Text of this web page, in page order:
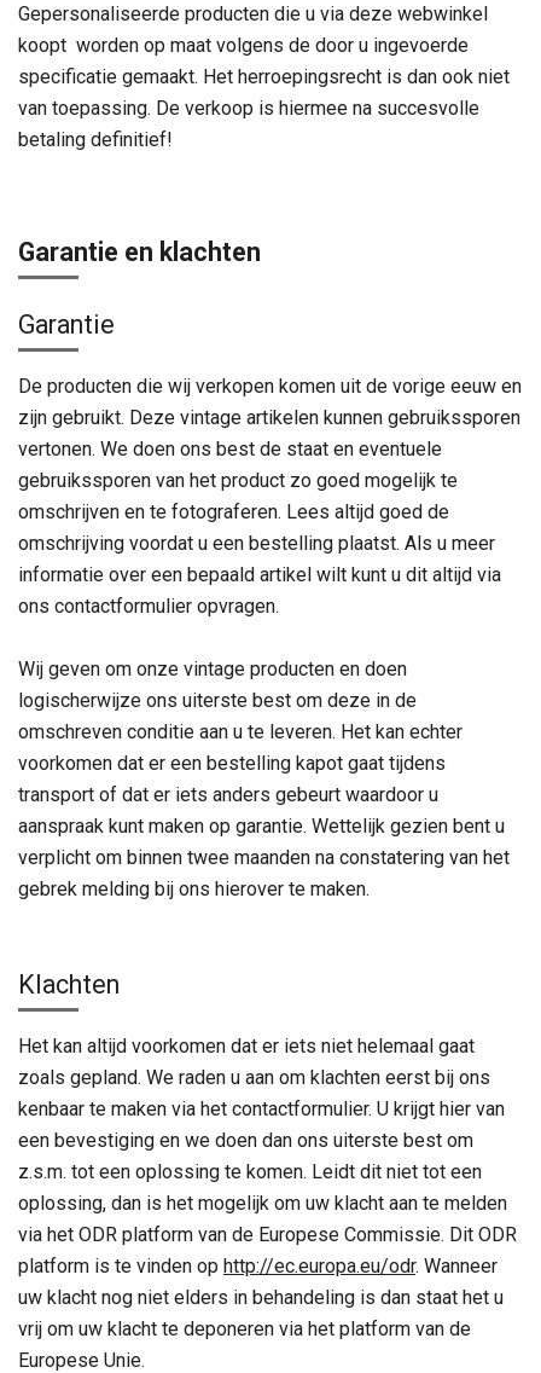
Gepersonaliseerde producten die u via deze webwinkel
koopt worden op maat volgens de door u ingevoerde
specificatie gemaakt. Het herroepingsrecht is dan ook niet
van toepassing. De verkoop is hiermee na succesvolle
betaling definitief!
Garantie en klachten
Garantie
De producten die wij verkopen komen uit de vorige eeuw en
zijn gebruikt. Deze vintage artikelen kunnen gebruikssporen
vertonen. We doen ons best de staat en eventuele
gebruikssporen van het product zo goed mogelijk te
omschrijven en te fotograferen. Lees altijd goed de
omschrijving voordat u een bestelling plaatst. Als u meer
informatie over een bepaald artikel wilt kunt u dit altijd via
ons contactformulier opvragen.
Wij geven om onze vintage producten en doen
logischerwijze ons uiterste best om deze in de
omschreven conditie aan u te leveren. Het kan echter
voorkomen dat er een bestelling kapot gaat tijdens
transport of dat er iets anders gebeurt waardoor u
aanspraak kunt maken op garantie. Wettelijk gezien bent u
verplicht om binnen twee maanden na constatering van het
gebrek melding bij ons hierover te maken.
Klachten
Het kan altijd voorkomen dat er iets niet helemaal gaat
zoals gepland. We raden u aan om klachten eerst bij ons
kenbaar te maken via het contactformulier. U krijgt hier van
een bevestiging en we doen dan ons uiterste best om
z.s.m. tot een oplossing te komen. Leidt dit niet tot een
oplossing, dan is het mogelijk om uw klacht aan te melden
via het ODR platform van de Europese Commissie. Dit ODR
platform is te vinden op http://ec.europa.eu/odr. Wanneer
uw klacht nog niet elders in behandeling is dan staat het u
vrij om uw klacht te deponeren via het platform van de
Europese Unie.